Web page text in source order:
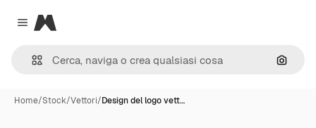
Close menu
Magnific
Cerca
Home/Stock/Vettori/Design del logo vett…